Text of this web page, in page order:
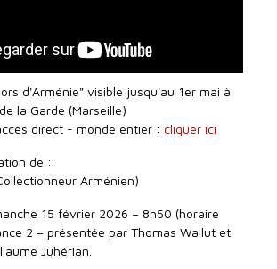
d'Arménie" visible jusqu'au 1er mai à
la Garde (Marseille)
direct - monde entier : cliquer ici
de :
Arménien)
15 février 2026 – 8h50 (horaire
2 – présentée par Thomas Wallut et
Juhérian.